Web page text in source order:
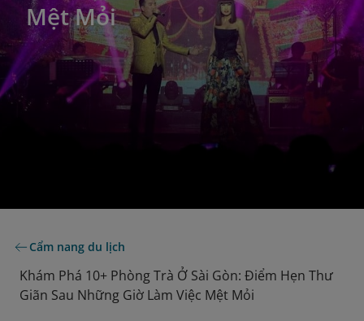
Mệt Mỏi
Cẩm nang du lịch
Khám Phá 10+ Phòng Trà Ở Sài Gòn: Điểm Hẹn Thư
Giãn Sau Những Giờ Làm Việc Mệt Mỏi